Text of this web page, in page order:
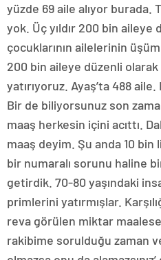
yüzde 69 aile alıyor burada.
yok. Üç yıldır 200 bin aileye
çocuklarının ailelerinin
200 bin aileye düzenli
yatırıyoruz. Ayaş’ta 488
Bir de biliyorsunuz son
maaş herkesin içini acıttı.
maaş deyim. Şu anda 10 bin
bir numaralı sorunu haline
getirdik. 70-80 yaşındaki
primlerini yatırmışlar.
reva görülen miktar
rakibime sorulduğu zaman